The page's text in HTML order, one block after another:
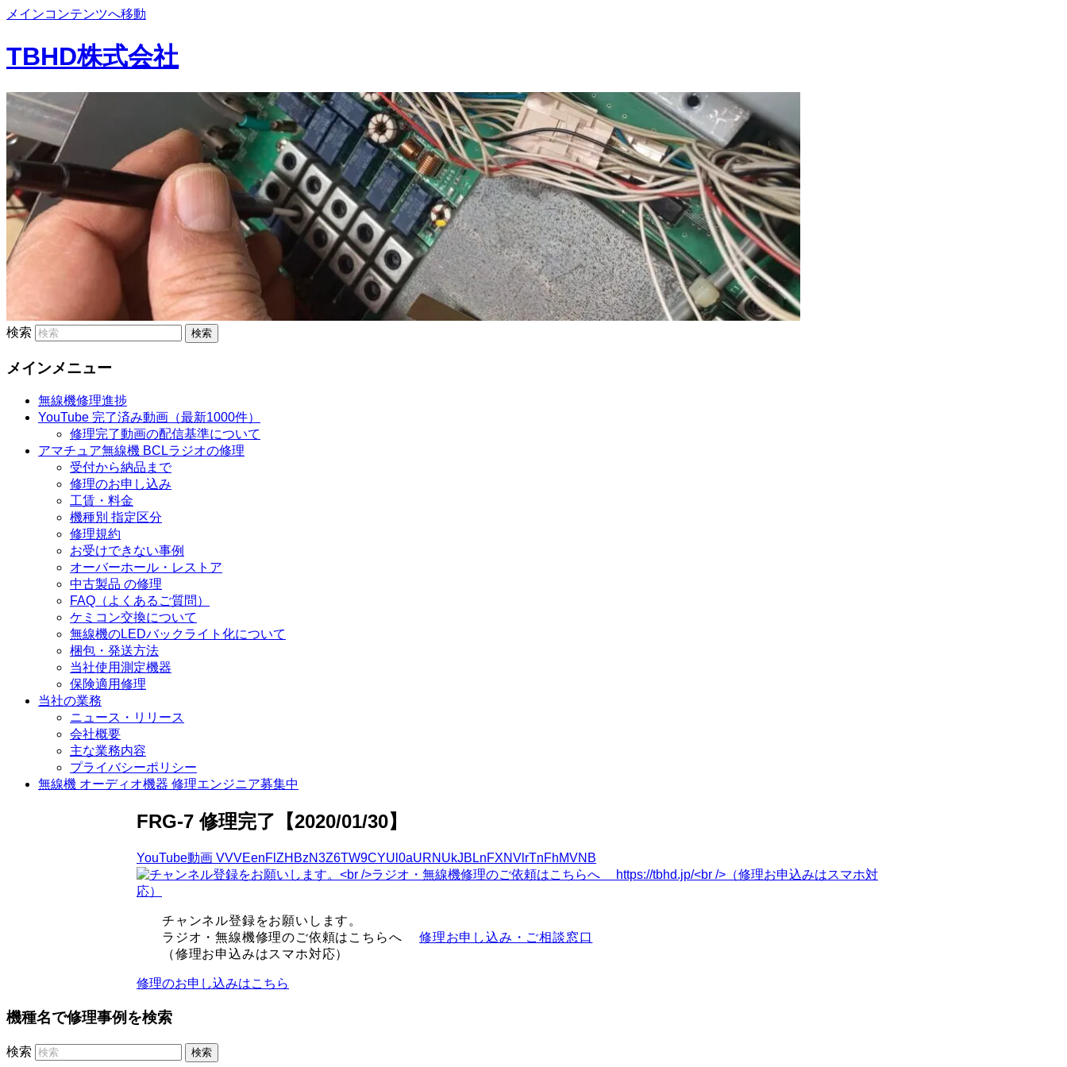
メインコンテンツへ移動
TBHD株式会社
検索
メインメニュー
無線機修理進捗
YouTube 完了済み動画（最新1000件）
修理完了動画の配信基準について
アマチュア無線機 BCLラジオの修理
受付から納品まで
修理のお申し込み
工賃・料金
機種別 指定区分
修理規約
お受けできない事例
オーバーホール・レストア
中古製品 の修理
FAQ（よくあるご質問）
ケミコン交換について
無線機のLEDバックライト化について
梱包・発送方法
当社使用測定機器
保険適用修理
当社の業務
ニュース・リリース
会社概要
主な業務内容
プライバシーポリシー
無線機 オーディオ機器 修理エンジニア募集中
FRG-7 修理完了【2020/01/30】
YouTube動画 VVVEenFlZHBzN3Z6TW9CYUl0aURNUkJBLnFXNVlrTnFhMVNB
チャンネル登録をお願いします。
ラジオ・無線機修理のご依頼はこちらへ 修理お申し込み・ご相談窓口
（修理お申込みはスマホ対応）
修理のお申し込みはこちら
機種名で修理事例を検索
検索